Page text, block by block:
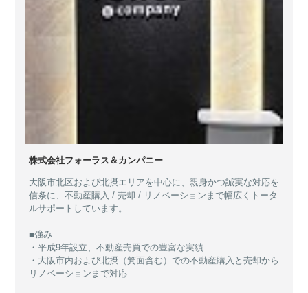
株式会社フォーラス＆カンパニー
大阪市北区および北摂エリアを中心に、親身かつ誠実な対応を
信条に、不動産購入 / 売却 / リノベーションまで幅広くトータ
ルサポートしています。
■強み
・平成9年設立、不動産売買での豊富な実績
・大阪市内および北摂（箕面含む）での不動産購入と売却から
リノベーションまで対応